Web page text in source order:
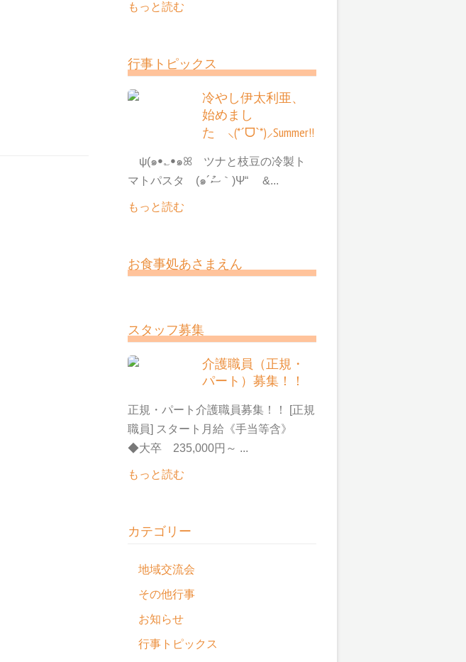
もっと読む
行事トピックス
冷やし伊太利亜、
始めまし
た ⸜(*ˊᗜˋ*)⸝Summer!!
ψ(๑ꔷ؎ꔷ๑ꕤ ツナと枝豆の冷製ト
マトパスタ (๑´ސު｀)Ψ“ &...
もっと読む
お食事処あさまえん
スタッフ募集
介護職員（正規・
パート）募集！！
正規・パート介護職員募集！！ [正規
職員] スタート月給《手当等含》
◆大卒 235,000円～ ...
もっと読む
カテゴリー
地域交流会
その他行事
お知らせ
行事トピックス